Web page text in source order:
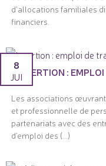
d'allocations familiales
financiers.
INSERTION :
8
JUI
Les associations
et professionnelle de
partenariats avec des
d'emploi des (...)